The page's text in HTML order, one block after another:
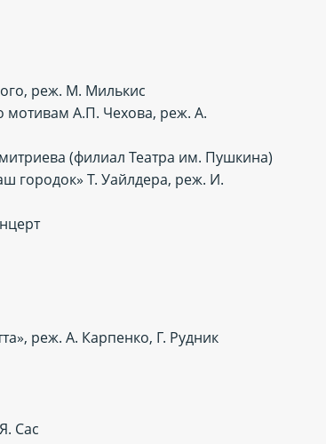
реж. М. Милькис
А.П. Чехова, реж. А.
(филиал Театра им. Пушкина)
Т. Уайлдера, реж. И.
реж. А. Карпенко, Г. Рудник
Сас